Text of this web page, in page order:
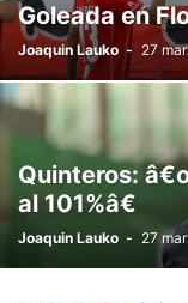
Goleada en
Joaquin Lauko - 27
Quinteros:
al 101%â€
Joaquin Lauko - 27